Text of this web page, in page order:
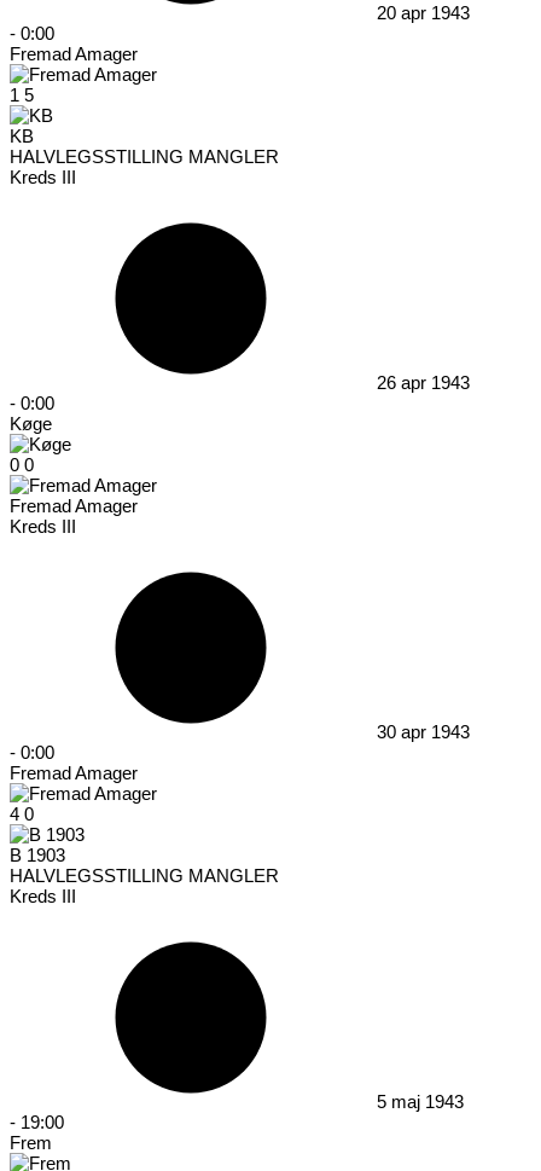
20 apr 1943
- 0:00
Fremad Amager
1 5
KB
HALVLEGSSTILLING MANGLER
Kreds III
26 apr 1943
- 0:00
Køge
0 0
Fremad Amager
Kreds III
30 apr 1943
- 0:00
Fremad Amager
4 0
B 1903
HALVLEGSSTILLING MANGLER
Kreds III
5 maj 1943
- 19:00
Frem